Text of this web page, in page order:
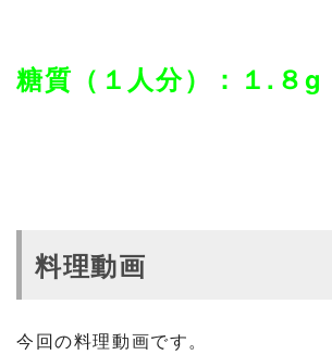
糖質（１人分）：１.８g
料理動画
今回の料理動画です。